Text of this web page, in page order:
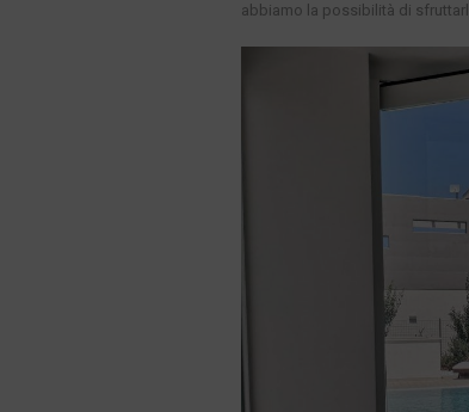
abbiamo la possibilità di